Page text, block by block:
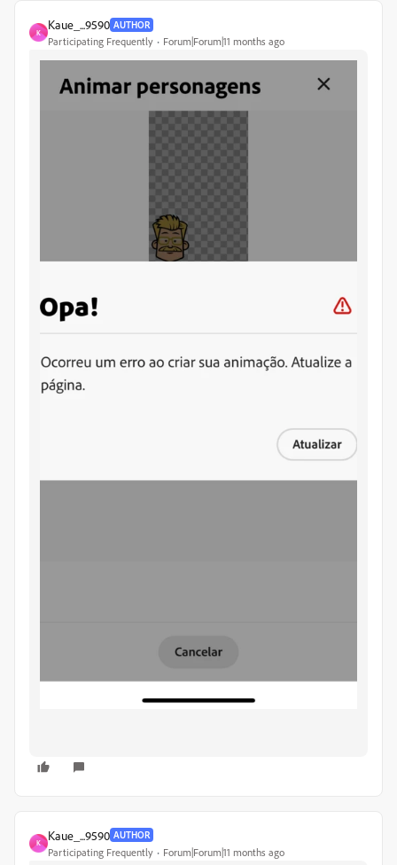
K
Kaue_...9590 AUTHOR
Participating Frequently Forum|Forum|11 months ago
K
Kaue_...9590 AUTHOR
Participating Frequently Forum|Forum|11 months ago